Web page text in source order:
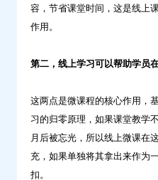
容，节省课堂时间，这是线上
作用。
第二，线上学习可以帮助学员
这两点是微课程的核心作用，
习的归零原理，如果课堂教学
月后被忘光，所以线上微课在
充，如果单独将其拿出来作为
扣。